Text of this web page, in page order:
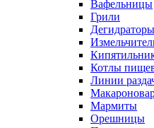
Вафельницы
Грили
Дегидраторы
Котлы
Линии
Мармиты
Орешницы